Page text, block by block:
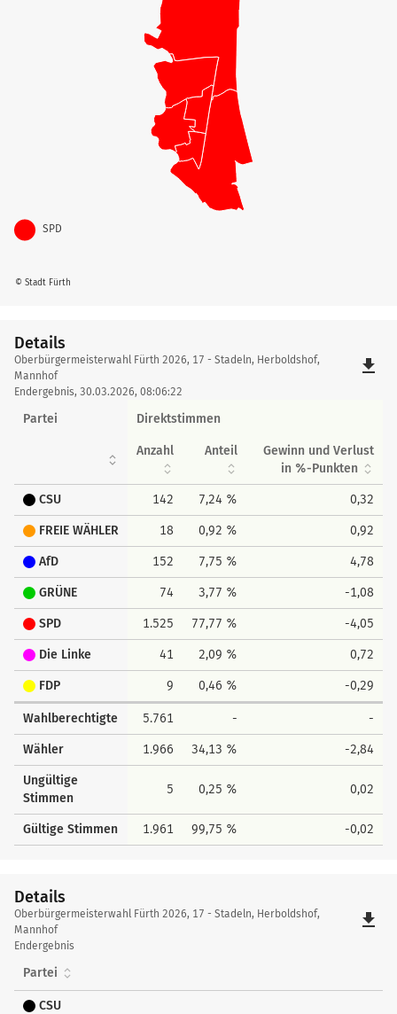
© Stadt Fürth
SPD
Details
Details
Oberbürgermeisterwahl Fürth 2026, 17 - Stadeln, Herboldshof,
Mannhof
Endergebnis, 30.03.2026, 08:06:22
file_download
Partei Direktstimmen
Anzahl Anteil
Gewinn und Verlust
in %-Punkten
CSU 142 7,24 % 0,32
FREIE WÄHLER 18 0,92 % 0,92
AfD 152 7,75 % 4,78
GRÜNE 74 3,77 % -1,08
SPD 1.525 77,77 % -4,05
Die Linke 41 2,09 % 0,72
FDP 9 0,46 % -0,29
Wahlberechtigte 5.761 - -
Wähler 1.966 34,13 % -2,84
Ungültige
Stimmen
5 0,25 % 0,02
Gültige Stimmen 1.961 99,75 % -0,02
Details
Details
Oberbürgermeisterwahl Fürth 2026, 17 - Stadeln, Herboldshof,
Mannhof
Endergebnis
file_download
Partei
CSU